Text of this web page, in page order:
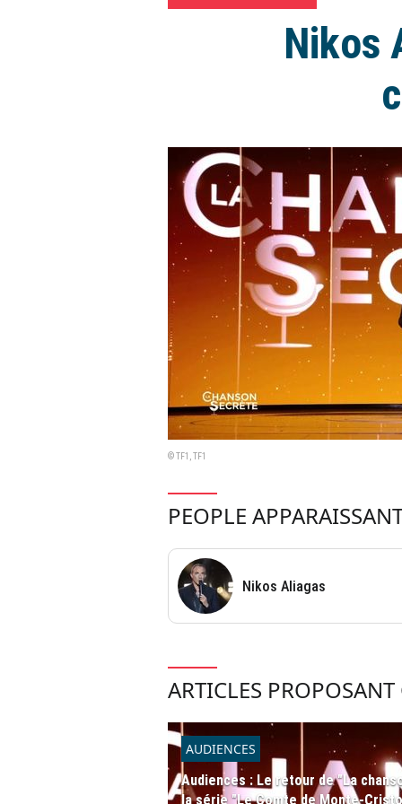
Nikos
© TF1, TF1
PEOPLE
Nikos Aliagas
ARTICLES
AUDIENCES
Audiences : Le retour de "La
la série "Le Comte de Monte-